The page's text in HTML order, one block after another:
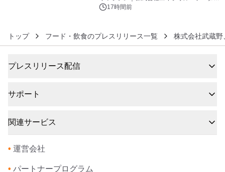
デザインズ
17時間前
トップ フード・飲食のプレスリリース一覧 株式会社武蔵
プレスリリース配信
サポート
関連サービス
• 運営会社
• パートナープログラム